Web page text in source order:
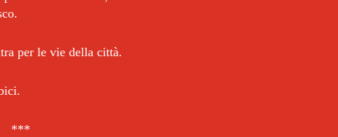
per le vie della città.
***